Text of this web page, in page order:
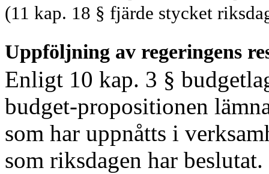
(11 kap. 18 § fjärde stycket
Uppföljning av regeringens
Enligt 10 kap. 3 §
budget-propositionen
som har uppnåtts i
som riksdagen har beslutat.